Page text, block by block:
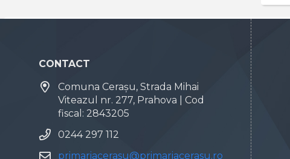
CONTACT
Comuna Cerașu, Strada Mihai
Viteazul nr. 277, Prahova | Cod
fiscal: 2843205
0244 297 112
primariacerasu@primariacerasu.ro